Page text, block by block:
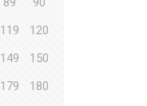
119
120
149
150
179
180